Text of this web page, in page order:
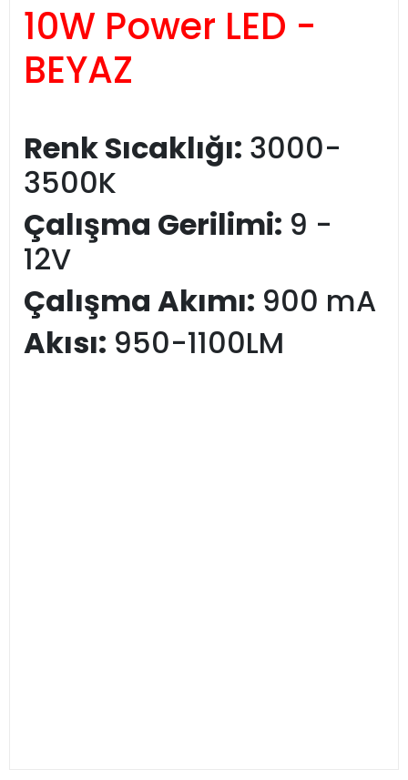
10W Power LED -
BEYAZ
Renk Sıcaklığı: 3000-
3500K
Çalışma Gerilimi: 9 -
12V
Çalışma Akımı: 900 mA
Akısı: 950-1100LM